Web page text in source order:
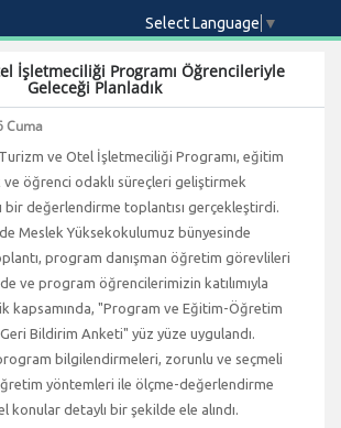
Select Language ▼
İşletmeciliği Programı Öğrencileriyle
Geleceği Planladık
Cuma
ve Otel İşletmeciliği Programı, eğitim
öğrenci odaklı süreçleri geliştirmek
bir değerlendirme toplantısı gerçekleştirdi.
Meslek Yüksekokulumuz bünyesinde
program danışman öğretim görevlileri
ve program öğrencilerimizin katılımıyla
kapsamında, "Program ve Eğitim-Öğretim
Bildirim Anketi" yüz yüze uygulandı.
bilgilendirmeleri, zorunlu ve seçmeli
yöntemleri ile ölçme-değerlendirme
detaylı bir şekilde ele alındı.